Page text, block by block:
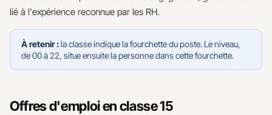
lié à l'expérience reconnue par les RH.
À retenir :la classe indique la fourchette du poste. Le niveau,
de 00 à 22, situe ensuite la personne dans cette fourchette.
Offres d'emploi en classe 15